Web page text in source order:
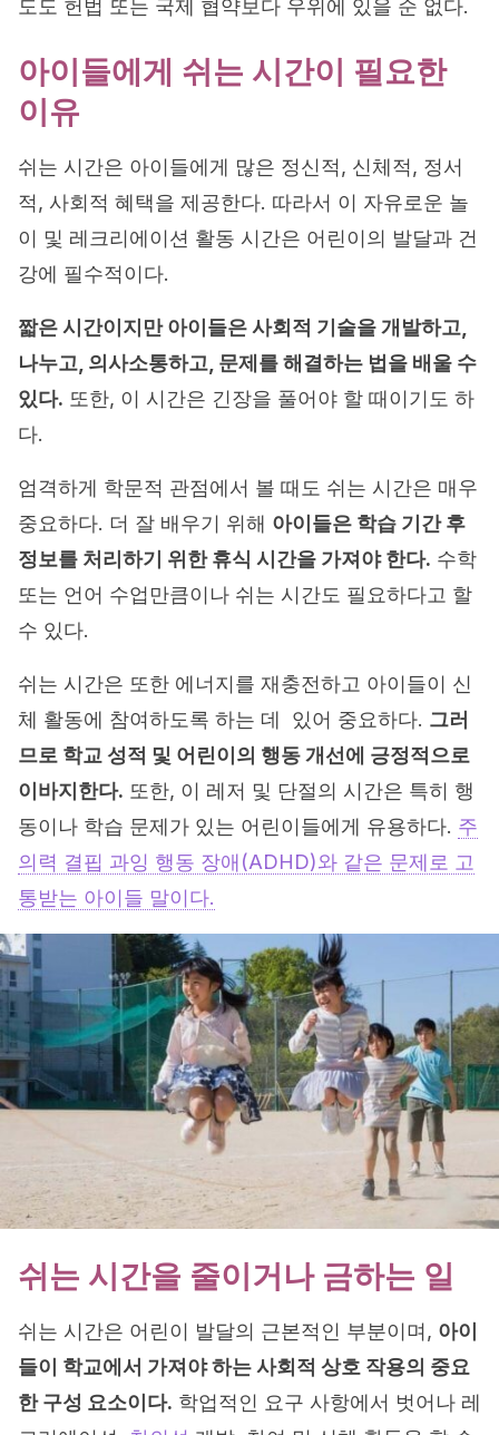
도도 헌법 또는 국제 협약보다 우위에 있을 순 없다.
아이들에게 쉬는 시간이 필요한
이유
쉬는 시간은 아이들에게 많은 정신적, 신체적, 정서
적, 사회적 혜택을 제공한다. 따라서 이 자유로운 놀
이 및 레크리에이션 활동 시간은 어린이의 발달과 건
강에 필수적이다.
짧은 시간이지만 아이들은 사회적 기술을 개발하고,
나누고, 의사소통하고, 문제를 해결하는 법을 배울 수
있다. 또한, 이 시간은 긴장을 풀어야 할 때이기도 하
다.
엄격하게 학문적 관점에서 볼 때도 쉬는 시간은 매우
중요하다. 더 잘 배우기 위해 아이들은 학습 기간 후
정보를 처리하기 위한 휴식 시간을 가져야 한다. 수학
또는 언어 수업만큼이나 쉬는 시간도 필요하다고 할
수 있다.
쉬는 시간은 또한 에너지를 재충전하고 아이들이 신
체 활동에 참여하도록 하는 데 있어 중요하다. 그러
므로 학교 성적 및 어린이의 행동 개선에 긍정적으로
이바지한다. 또한, 이 레저 및 단절의 시간은 특히 행
동이나 학습 문제가 있는 어린이들에게 유용하다. 주
의력 결핍 과잉 행동 장애(ADHD)와 같은 문제로 고
통받는 아이들 말이다.
쉬는 시간을 줄이거나 금하는 일
쉬는 시간은 어린이 발달의 근본적인 부분이며, 아이
들이 학교에서 가져야 하는 사회적 상호 작용의 중요
한 구성 요소이다. 학업적인 요구 사항에서 벗어나 레